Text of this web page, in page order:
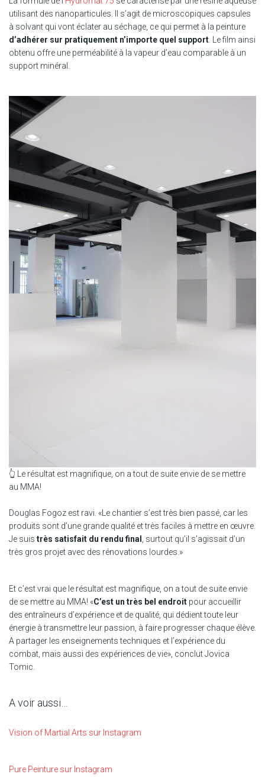
utilisant des nanoparticules. Il s’agit de microscopiques capsules
à solvant qui vont éclater au séchage, ce qui permet à la peinture
d’adhérer sur pratiquement n’importe quel support . Le film ainsi
obtenu offre une perméabilité à la vapeur d’eau comparable à un
support minéral.
👆 Le résultat est magnifique, on a tout de suite envie de se mettre
au MMA!
Douglas Fogoz est ravi. «Le chantier s’est très bien passé, car les
produits sont d’une grande qualité et très faciles à mettre en œuvre.
Je suis très satisfait du rendu final
, surtout qu’il s’agissait d’un
très gros projet avec des rénovations lourdes.»
Et c’est vrai que le résultat est magnifique, on a tout de suite envie
de se mettre au MMA! «C’est un très bel endroit pour accueillir
des entraîneurs d’expérience et de qualité, qui dédient toute leur
énergie à transmettre leur passion, à faire progresser chaque élève.
A partager les enseignements techniques et l’expérience du
combat, mais aussi des expériences de vie», conclut Jovica
Tomic.
A voir aussi…
Vision of Martial Arts sur Instagram
Pure Peinture sur Instagram